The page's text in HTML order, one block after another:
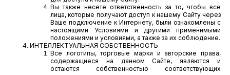
Вы также несете ответственность за то, чтобы все
лица, которые получают доступ к нашему Сайту через
Ваше подключение к Интернету, были ознакомлены с
настоящими Условиями и другими применимыми
положениями и условиями, а также за их соблюдение.
ИНТЕЛЛЕКТУАЛЬНАЯ СОБСТВЕННОСТЬ
Все логотипы, торговые марки и авторские права,
содержащиеся на данном Сайте, являются и
остаются собственностью соответствующих